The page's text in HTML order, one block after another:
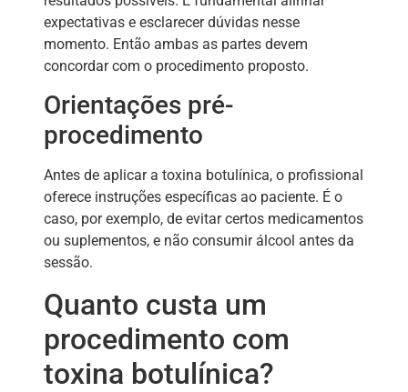
expectativas e esclarecer dúvidas nesse
momento. Então ambas as partes devem
concordar com o procedimento proposto.
Orientações pré-
procedimento
Antes de aplicar a toxina botulínica, o profissional
oferece instruções específicas ao paciente. É o
caso, por exemplo, de evitar certos medicamentos
ou suplementos, e não consumir álcool antes da
sessão.
Quanto custa um
procedimento com
toxina botulínica?